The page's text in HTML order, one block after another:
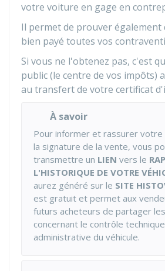
votre voiture en gage en
Il permet de prouver également
bien payé toutes vos
Si vous ne l'obtenez pas, c'est
public (le centre de vos impôts)
au transfert de votre certificat
À savoir
Pour informer et rassurer votre
la signature de la vente, vous
transmettre un LIEN vers le
L'HISTORIQUE DE VOTRE
aurez généré sur le SITE
est gratuit et permet aux
futurs acheteurs de partager
concernant le contrôle
administrative du véhicule.